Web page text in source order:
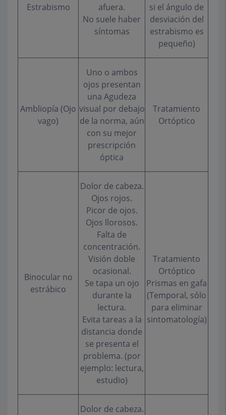
Estrabismo
afuera.
No suele haber
síntomas
si el ángulo de
desviación del
estrabismo es
pequeño)
Ambliopía (Ojo
vago)
Uno o ambos
ojos presentan
una Agudeza
visual por debajo
de la norma, aún
con su mejor
prescripción
óptica
Tratamiento
Ortóptico
Binocular no
estrábico
Dolor de cabeza.
Ojos rojos.
Picor de ojos.
Ojos llorosos.
Falta de
concentración.
Visión doble
ocasional.
Se tapa un ojo
durante la
lectura.
Evita tareas a la
distancia donde
se presenta el
problema. (por
ejemplo: lectura,
estudio)
Tratamiento
Ortóptico
Prismas en gafa
(Temporal, sólo
para eliminar
sintomatología)
Dolor de cabeza.